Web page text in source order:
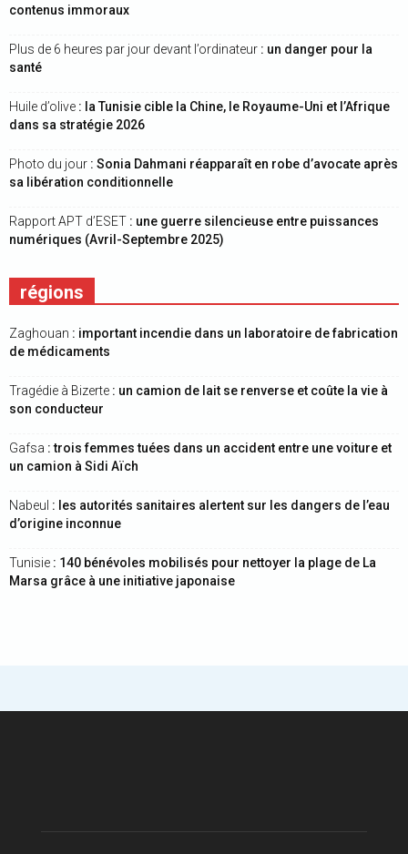
contenus immoraux
Plus de 6 heures par jour devant l’ordinateur : un danger pour la
santé
Huile d’olive : la Tunisie cible la Chine, le Royaume-Uni et l’Afrique
dans sa stratégie 2026
Photo du jour : Sonia Dahmani réapparaît en robe d’avocate après
sa libération conditionnelle
Rapport APT d’ESET : une guerre silencieuse entre puissances
numériques (Avril-Septembre 2025)
régions
Zaghouan : important incendie dans un laboratoire de fabrication
de médicaments
Tragédie à Bizerte : un camion de lait se renverse et coûte la vie à
son conducteur
Gafsa : trois femmes tuées dans un accident entre une voiture et
un camion à Sidi Aïch
Nabeul : les autorités sanitaires alertent sur les dangers de l’eau
d’origine inconnue
Tunisie : 140 bénévoles mobilisés pour nettoyer la plage de La
Marsa grâce à une initiative japonaise